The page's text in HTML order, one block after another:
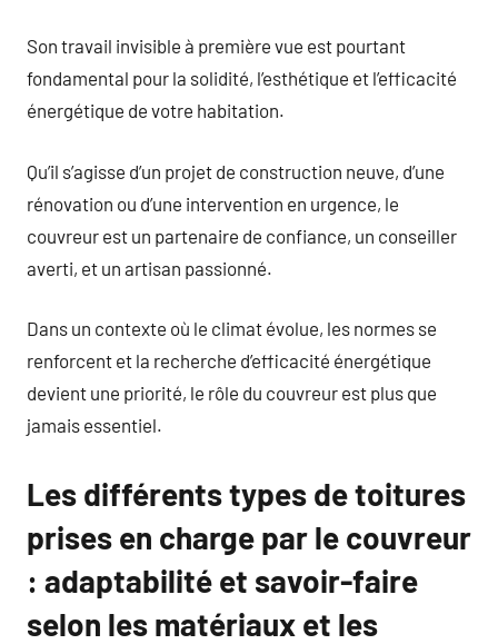
Son travail invisible à première vue est pourtant
fondamental pour la solidité, l’esthétique et l’efficacité
énergétique de votre habitation.
Qu’il s’agisse d’un projet de construction neuve, d’une
rénovation ou d’une intervention en urgence, le
couvreur est un partenaire de confiance, un conseiller
averti, et un artisan passionné.
Dans un contexte où le climat évolue, les normes se
renforcent et la recherche d’efficacité énergétique
devient une priorité, le rôle du couvreur est plus que
jamais essentiel.
Les différents types de toitures
prises en charge par le couvreur
: adaptabilité et savoir-faire
selon les matériaux et les